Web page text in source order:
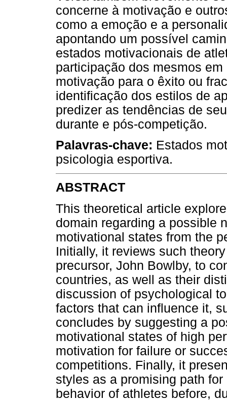
concerne à motivação e
como a emoção e a
apontando um possível
estados motivacionais de
participação dos mesmos
motivação para o êxito ou
identificação dos estilos de
predizer as tendências de
durante e pós-competição.
Palavras-chave: Estados
psicologia esportiva.
ABSTRACT
This theoretical article
domain regarding a possible
motivational states from the
Initially, it reviews such
precursor, John Bowlby, to
countries, as well as their
discussion of psychological
factors that can influence it,
concludes by suggesting a
motivational states of high
motivation for failure or
competitions. Finally, it
styles as a promising path
behavior of athletes before,